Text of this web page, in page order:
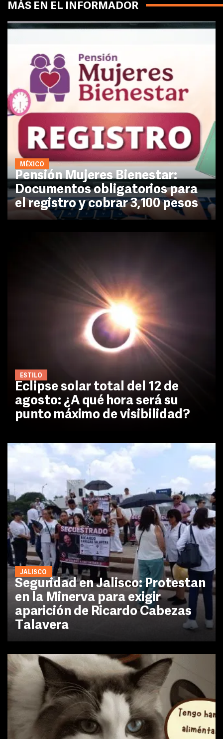
MÁS EN EL INFORMADOR
MÉXICO
Pensión Mujeres Bienestar:
Documentos obligatorios para
el registro y cobrar 3,100 pesos
ESTILO
Eclipse solar total del 12 de
agosto: ¿A qué hora será su
punto máximo de visibilidad?
JALISCO
Seguridad en Jalisco: Protestan
en la Minerva para exigir
aparición de Ricardo Cabezas
Talavera